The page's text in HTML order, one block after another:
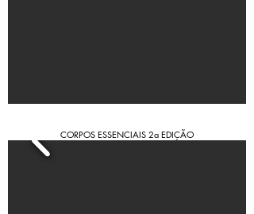
CORPOS ESSENCIAIS 2a EDIÇÃO